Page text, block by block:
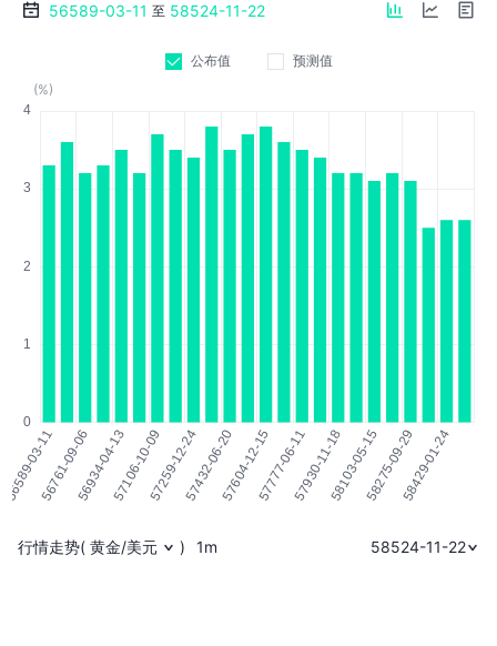
56589-03-11 至 58524-11-22
公布值
预测值
(%)
行情走势( 黄金/美元 ) 1m 58524-11-22